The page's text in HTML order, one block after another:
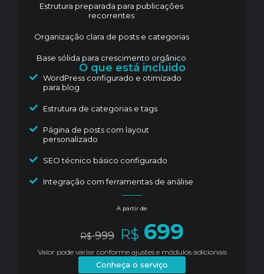
Estrutura preparada para publicações
recorrentes
Organização clara de posts e categorias
Base sólida para crescimento orgânico
O que está incluido
WordPress configurado e otimizado
para blog
Estrutura de categorias e tags
Página de posts com layout
personalizado
SEO técnico básico configurado
Integração com ferramentas de análise
A partir de
R$999 R$ 699
Valor pode variar conforme ajustes e módulos adicionais
Conheça o serviço